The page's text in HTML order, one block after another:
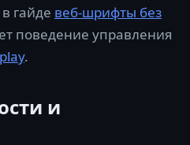
гайде веб-шрифты без
поведение управления
.
и